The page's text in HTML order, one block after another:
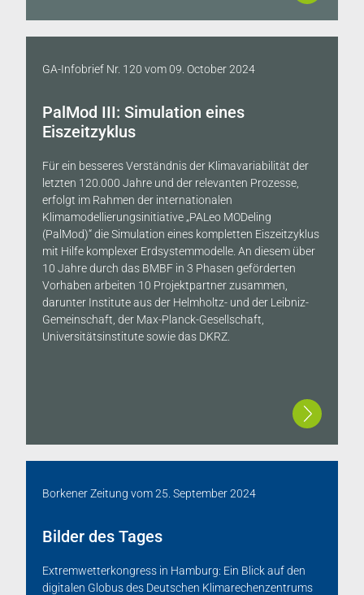
GA-Infobrief Nr. 120 vom09. October 2024
PalMod III: Simulation eines
Eiszeitzyklus
Für ein besseres Verständnis der Klimavariabilität der
letzten 120.000 Jahre und der relevanten Prozesse,
erfolgt im Rahmen der internationalen
Klimamodellierungsinitiative „PALeo MODeling
(PalMod)“ die Simulation eines kompletten Eiszeitzyklus
mit Hilfe komplexer Erdsystemmodelle. An diesem über
10 Jahre durch das BMBF in 3 Phasen geförderten
Vorhaben arbeiten 10 Projektpartner zusammen,
darunter Institute aus der Helmholtz- und der Leibniz-
Gemeinschaft, der Max-Planck-Gesellschaft,
Universitätsinstitute sowie das DKRZ.
Borkener Zeitung vom25. September 2024
Bilder des Tages
Extremwetterkongress in Hamburg: Ein Blick auf den
digitalen Globus des Deutschen Klimarechenzentrums